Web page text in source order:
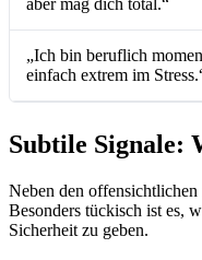
„Ich bin beruflich
einfach extrem im
Subtile Signale:
Neben den
Besonders tückisch ist es,
Sicherheit zu geben.